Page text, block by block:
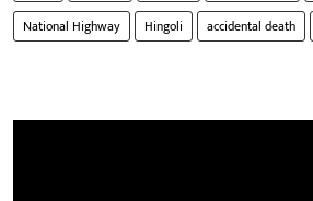
National Highway
Hingoli accidental death